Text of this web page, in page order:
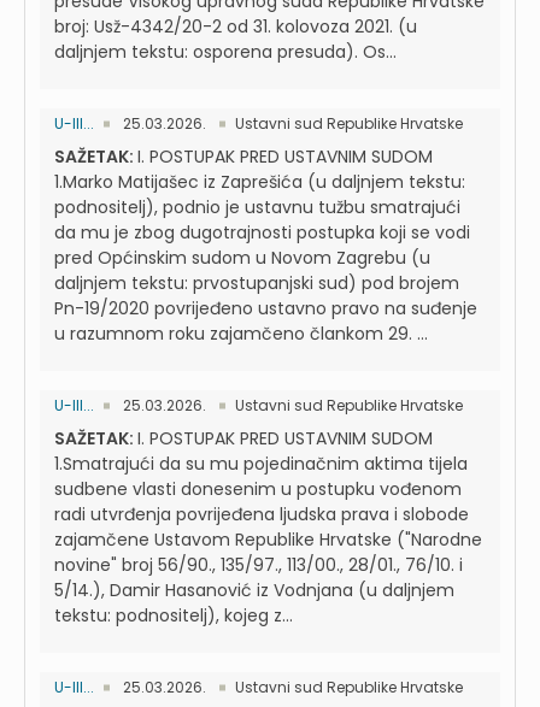
broj: Usž-4342/20-2 od 31. kolovoza 2021. (u
daljnjem tekstu: osporena presuda). Os...
U-III... 25.03.2026. Ustavni sud Republike Hrvatske
SAŽETAK: I. POSTUPAK PRED USTAVNIM SUDOM
1.Marko Matijašec iz Zaprešića (u daljnjem tekstu:
podnositelj), podnio je ustavnu tužbu smatrajući
da mu je zbog dugotrajnosti postupka koji se vodi
pred Općinskim sudom u Novom Zagrebu (u
daljnjem tekstu: prvostupanjski sud) pod brojem
Pn-19/2020 povrijeđeno ustavno pravo na suđenje
u razumnom roku zajamčeno člankom 29. ...
U-III... 25.03.2026. Ustavni sud Republike Hrvatske
SAŽETAK: I. POSTUPAK PRED USTAVNIM SUDOM
1.Smatrajući da su mu pojedinačnim aktima tijela
sudbene vlasti donesenim u postupku vođenom
radi utvrđenja povrijeđena ljudska prava i slobode
zajamčene Ustavom Republike Hrvatske ("Narodne
novine" broj 56/90., 135/97., 113/00., 28/01., 76/10. i
5/14.), Damir Hasanović iz Vodnjana (u daljnjem
tekstu: podnositelj), kojeg z...
U-III... 25.03.2026. Ustavni sud Republike Hrvatske